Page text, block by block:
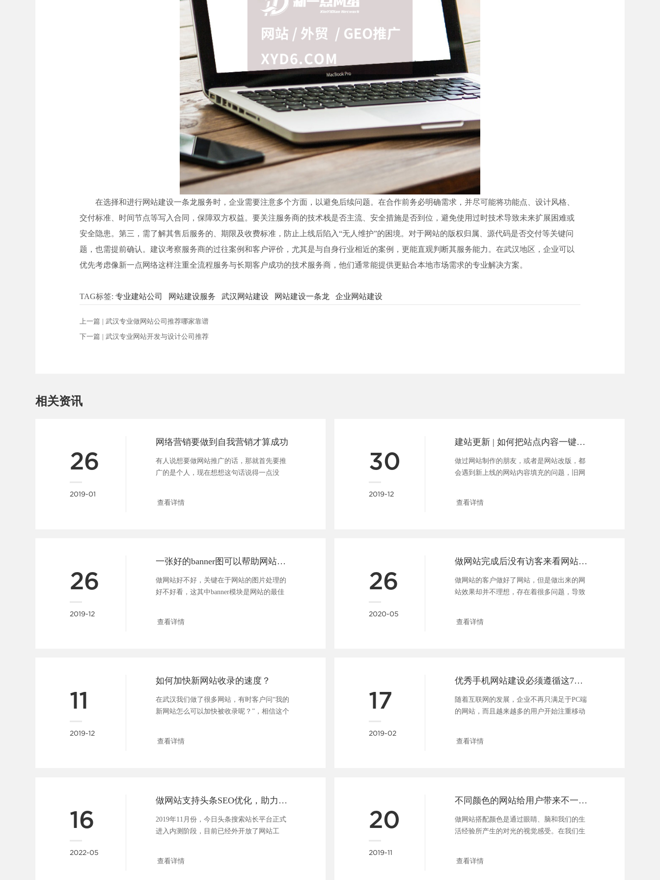
在选择和进行网站建设一条龙服务时，企业需要注意多个方面，以避免后续问题。在合作前务必明确需求，并尽可能将功能点、设计风格、
交付标准、时间节点等写入合同，保障双方权益。要关注服务商的技术栈是否主流、安全措施是否到位，避免使用过时技术导致未来扩展困难或
安全隐患。第三，需了解其售后服务的、期限及收费标准，防止上线后陷入“无人维护”的困境。对于网站的版权归属、源代码是否交付等关键问
题，也需提前确认。建议考察服务商的过往案例和客户评价，尤其是与自身行业相近的案例，更能直观判断其服务能力。在武汉地区，企业可以
优先考虑像新一点网络这样注重全流程服务与长期客户成功的技术服务商，他们通常能提供更贴合本地市场需求的专业解决方案。
TAG标签: 专业建站公司 网站建设服务 武汉网站建设 网站建设一条龙 企业网站建设
上一篇 | 武汉专业做网站公司推荐哪家靠谱
下一篇 | 武汉专业网站开发与设计公司推荐
相关资讯
26
2019-01
网络营销要做到自我营销才算成功
有人说想要做网站推广的话，那就首先要推
广的是个人，现在想想这句话说得一点没
查看详情
30
2019-12
建站更新 | 如何把站点内容一键导入到新系统
做过网站制作的朋友，或者是网站改版，都
会遇到新上线的网站内容填充的问题，旧网
查看详情
26
2019-12
一张好的banner图可以帮助网站吸引用户、促进转化
做网站好不好，关键在于网站的图片处理的
好不好看，这其中banner模块是网站的最佳
查看详情
26
2020-05
做网站完成后没有访客来看网站怎么办？
做网站的客户做好了网站，但是做出来的网
站效果却并不理想，存在着很多问题，导致
查看详情
11
2019-12
如何加快新网站收录的速度？
在武汉我们做了很多网站，有时客户问“我的
新网站怎么可以加快被收录呢？”，相信这个
查看详情
17
2019-02
优秀手机网站建设必须遵循这7大规则
随着互联网的发展，企业不再只满足于PC端
的网站，而且越来越多的用户开始注重移动
查看详情
16
2022-05
做网站支持头条SEO优化，助力企业快速布局移动端全网搜索
2019年11月份，今日头条搜索站长平台正式
进入内测阶段，目前已经外开放了网站工
查看详情
20
2019-11
不同颜色的网站给用户带来不一样的体验
做网站搭配颜色是通过眼睛、脑和我们的生
活经验所产生的对光的视觉感受。在我们生
查看详情